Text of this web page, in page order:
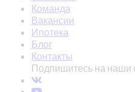
Команда
Вакансии
Ипотека
Блог
Контакты
Подпишитесь на наши